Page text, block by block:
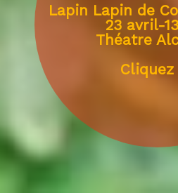
Lapin Lapin de
23 avril-
Théatre